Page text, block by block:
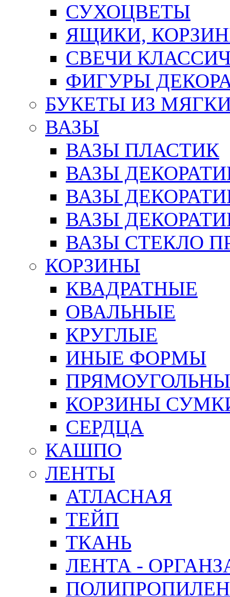
СУХОЦВЕТЫ
ЯЩИКИ,
СВЕЧИ
ФИГУРЫ
БУКЕТЫ ИЗ
ВАЗЫ
ВАЗЫ ПЛАСТИК
ВАЗЫ
ВАЗЫ
ВАЗЫ
ВАЗЫ СТЕКЛО
КОРЗИНЫ
КВАДРАТНЫЕ
ОВАЛЬНЫЕ
КРУГЛЫЕ
ИНЫЕ ФОРМЫ
КОРЗИНЫ
СЕРДЦА
КАШПО
ЛЕНТЫ
АТЛАСНАЯ
ТЕЙП
ТКАНЬ
ЛЕНТА -